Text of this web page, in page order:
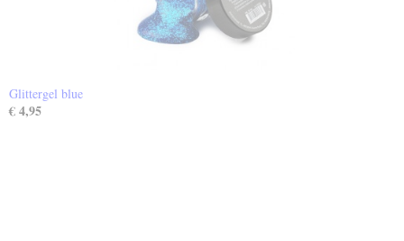
Glittergel blue
€ 4,95